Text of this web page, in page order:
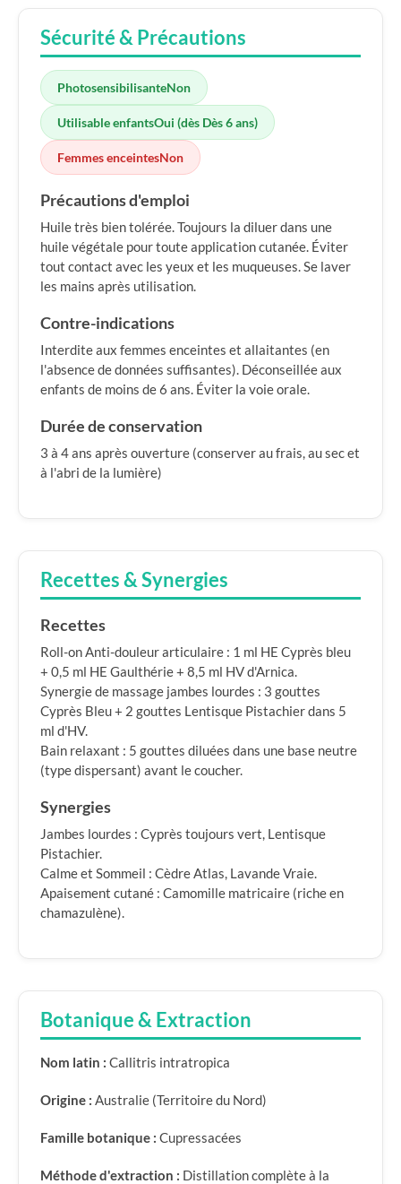
Sécurité & Précautions
PhotosensibilisanteNon
Utilisable enfantsOui (dès Dès 6 ans)
Femmes enceintesNon
Précautions d'emploi
Huile très bien tolérée. Toujours la diluer dans une
huile végétale pour toute application cutanée. Éviter
tout contact avec les yeux et les muqueuses. Se laver
les mains après utilisation.
Contre-indications
Interdite aux femmes enceintes et allaitantes (en
l'absence de données suffisantes). Déconseillée aux
enfants de moins de 6 ans. Éviter la voie orale.
Durée de conservation
3 à 4 ans après ouverture (conserver au frais, au sec et
à l'abri de la lumière)
Recettes & Synergies
Recettes
Roll-on Anti-douleur articulaire : 1 ml HE Cyprès bleu
+ 0,5 ml HE Gaulthérie + 8,5 ml HV d'Arnica.
Synergie de massage jambes lourdes : 3 gouttes
Cyprès Bleu + 2 gouttes Lentisque Pistachier dans 5
ml d'HV.
Bain relaxant : 5 gouttes diluées dans une base neutre
(type dispersant) avant le coucher.
Synergies
Jambes lourdes : Cyprès toujours vert, Lentisque
Pistachier.
Calme et Sommeil : Cèdre Atlas, Lavande Vraie.
Apaisement cutané : Camomille matricaire (riche en
chamazulène).
Botanique & Extraction
Nom latin : Callitris intratropica
Origine : Australie (Territoire du Nord)
Famille botanique : Cupressacées
Méthode d'extraction : Distillation complète à la